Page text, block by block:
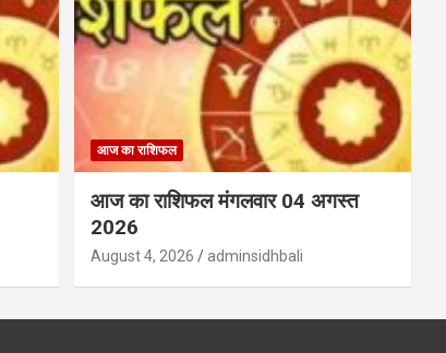
आज का राशिफल
आज का राशिफल मंगलवार 04 अगस्त
2026
August 4, 2026 adminsidhbali